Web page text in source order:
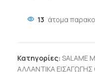
13 άτομα
Κατηγορίες: SALAME
ΑΛΛΑΝΤΙΚΑ ΕΙΣΑΓΩΓΗΣ